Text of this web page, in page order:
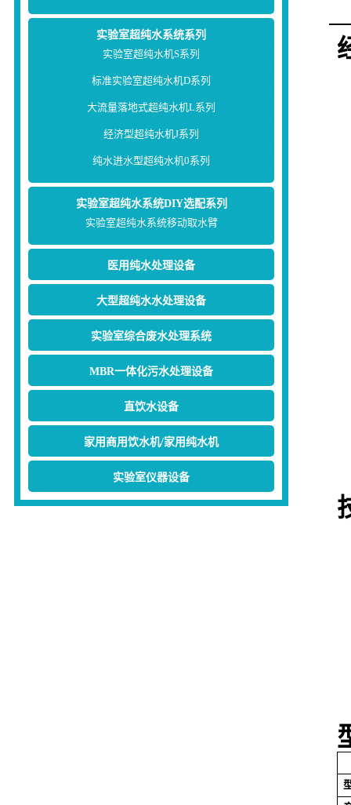
实验室超纯水系统系列
实验室超纯水机S系列
标准实验室超纯水机D系列
大流量落地式超纯水机L系列
经济型超纯水机J系列
纯水进水型超纯水机0系列
实验室超纯水系统DIY选配系列
实验室超纯水系统移动取水臂
医用纯水处理设备
大型超纯水水处理设备
实验室综合废水处理系统
MBR一体化污水处理设备
直饮水设备
家用商用饮水机/家用纯水机
实验室仪器设备